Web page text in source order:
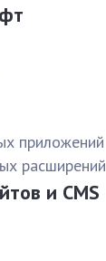
приложений
расширений
и CMS